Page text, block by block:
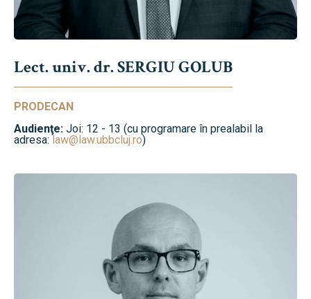
Lect. univ. dr. SERGIU GOLUB
PRODECAN
Audienţe: Joi: 12 - 13 (cu programare în prealabil la
adresa:law@law.ubbcluj.ro)